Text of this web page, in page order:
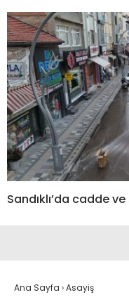
Sandıklı’da cadde ve
Ana Sayfa ›Asayiş